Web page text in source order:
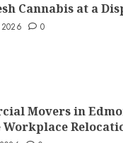
Cannabis at a
0
Movers in
Workplace